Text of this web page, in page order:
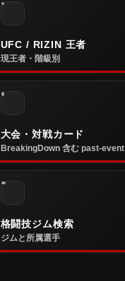
UFC / RIZIN 王者
現王者・階級別
大会・対戦カード
BreakingDown 含む past-event
格闘技ジム検索
ジムと所属選手